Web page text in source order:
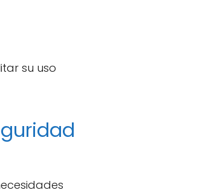
su uso